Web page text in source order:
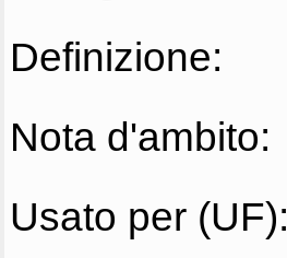
Definizione:
Nota d'ambito:
Usato per (UF):